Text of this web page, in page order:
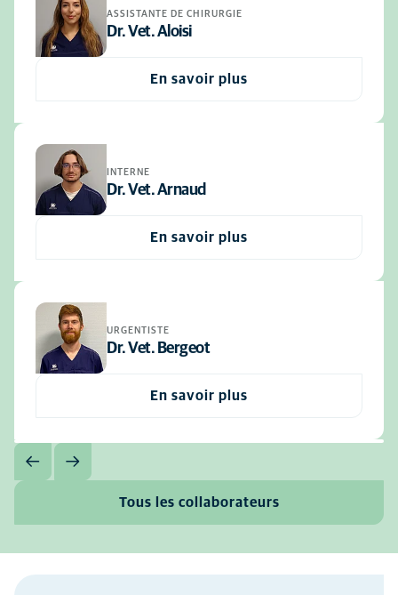
ASSISTANTE DE CHIRURGIE
Dr. Vet. Aloisi
En savoir plus
INTERNE
Dr. Vet. Arnaud
En savoir plus
URGENTISTE
Dr. Vet. Bergeot
En savoir plus
Tous les collaborateurs